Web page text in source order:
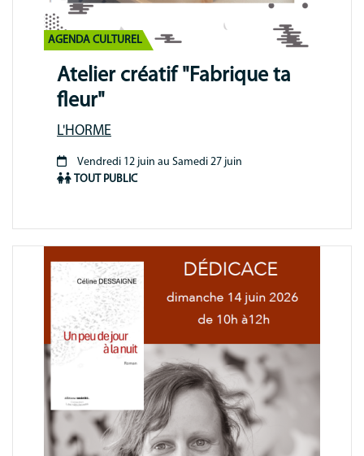
AGENDA CULTUREL
Atelier créatif "Fabrique ta
fleur"
L'HORME
Période
Vendredi 12 juin au Samedi 27 juin
TOUT PUBLIC